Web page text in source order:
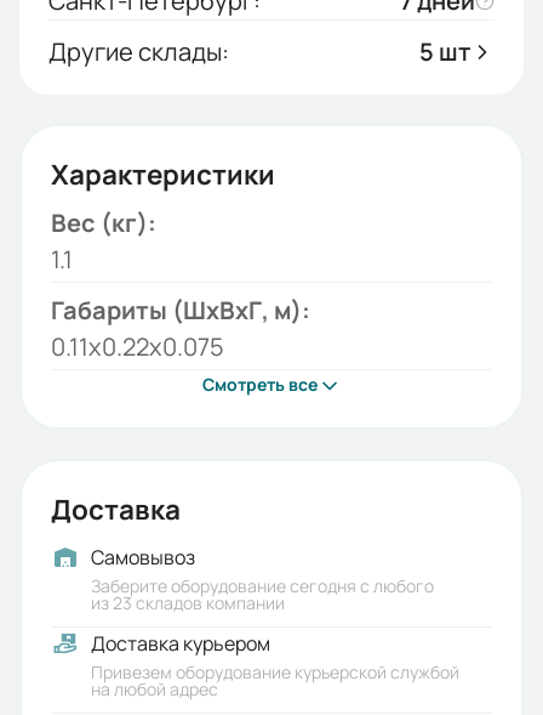
Другие склады:
5 шт
Характеристики
Вес (кг):
1.1
Габариты (ШхВхГ, м):
0.11x0.22x0.075
Смотреть все
Доставка
Самовывоз
Заберите оборудование сегодня с любого
из 23 складов компании
Доставка курьером
Привезем оборудование курьерской службой
на любой адрес